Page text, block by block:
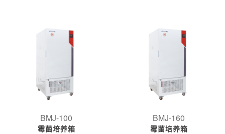
BMJ-100
霉菌培养箱
BMJ-160
霉菌培养箱